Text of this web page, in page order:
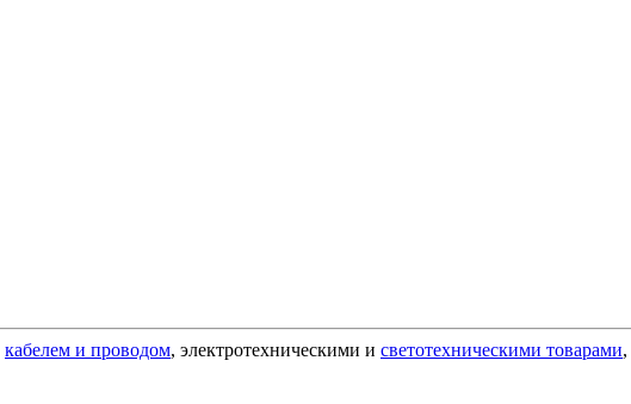
кабелем и проводом, электротехническими и светотехническими товарами,